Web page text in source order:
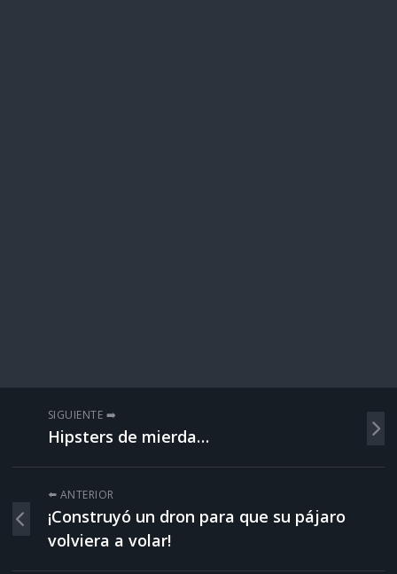
SIGUIENTE ➡️
Hipsters de mierda…
⬅️ ANTERIOR
¡Construyó un dron para que su pájaro
volviera a volar!